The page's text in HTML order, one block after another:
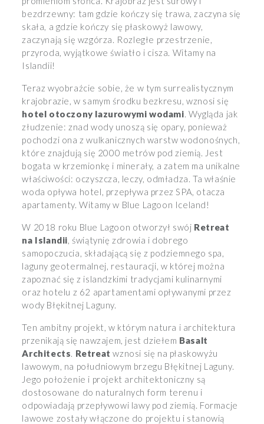
bezdrzewny: tam gdzie kończy się trawa, zaczyna się
skała, a gdzie kończy się płaskowyż lawowy,
zaczynają się wzgórza. Rozległe przestrzenie,
przyroda, wyjątkowe światło i cisza. Witamy na
Islandii!
Teraz wyobraźcie sobie, że w tym surrealistycznym
krajobrazie, w samym środku bezkresu, wznosi się
hotel otoczony lazurowymi wodami. Wygląda jak
złudzenie: znad wody unoszą się opary, ponieważ
pochodzi ona z wulkanicznych warstw wodonośnych,
które znajdują się 2000 metrów pod ziemią. Jest
bogata w krzemionkę i minerały, a zatem ma unikalne
właściwości: oczyszcza, leczy, odmładza. Ta właśnie
woda opływa hotel, przepływa przez SPA, otacza
apartamenty. Witamy w Blue Lagoon Iceland!
W 2018 roku Blue Lagoon otworzył swój Retreat
na Islandii, świątynię zdrowia i dobrego
samopoczucia, składającą się z podziemnego spa,
laguny geotermalnej, restauracji, w której można
zapoznać się z islandzkimi tradycjami kulinarnymi
oraz hotelu z 62 apartamentami opływanymi przez
wody Błękitnej Laguny.
Ten ambitny projekt, w którym natura i architektura
przenikają się nawzajem, jest dziełem Basalt
Architects. Retreat wznosi się na płaskowyżu
lawowym, na południowym brzegu Błękitnej Laguny.
Jego położenie i projekt architektoniczny są
dostosowane do naturalnych form terenu i
odpowiadają przepływowi lawy pod ziemią. Formacje
lawowe zostały włączone do projektu i stanowią